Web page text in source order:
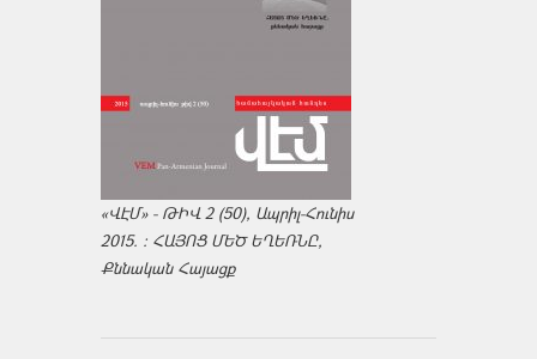
«ՎԷՄ» - ԹԻՎ 2 (50), Ապրիլ-Հունիս
2015. : ՀԱՅՈՑ ՄԵԾ ԵՂԵՌՆԸ,
Քննական Հայացք